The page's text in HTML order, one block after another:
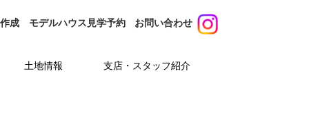
成 モデルハウス 見学予約 お問い合わせ
土地情報 支店・スタッフ紹介